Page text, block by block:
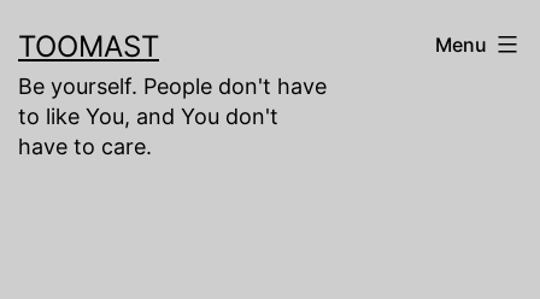
to
content
TOOMAST
Be yourself. People don't have
to like You, and You don't
have to care.
Menu